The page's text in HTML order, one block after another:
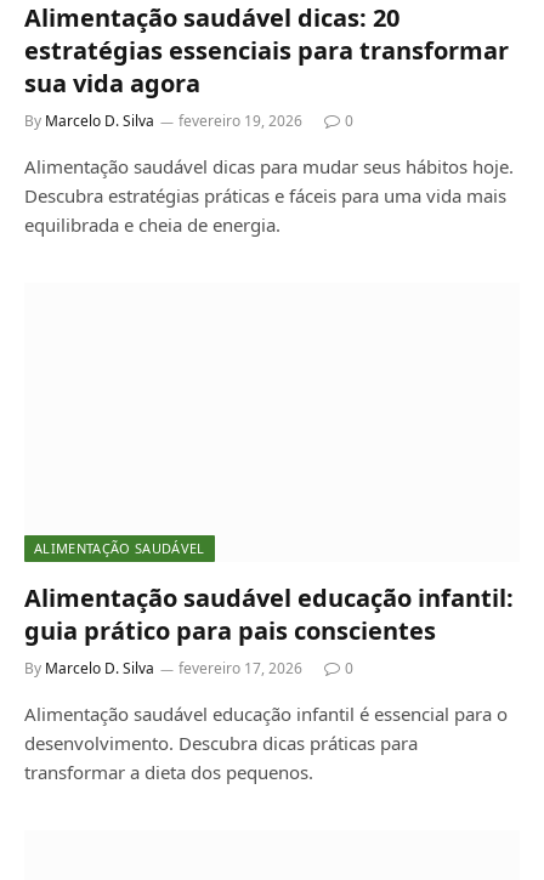
Alimentação saudável dicas: 20
estratégias essenciais para transformar
sua vida agora
By Marcelo D. Silva fevereiro 19, 2026 0
Alimentação saudável dicas para mudar seus hábitos hoje.
Descubra estratégias práticas e fáceis para uma vida mais
equilibrada e cheia de energia.
ALIMENTAÇÃO SAUDÁVEL
Alimentação saudável educação infantil:
guia prático para pais conscientes
By Marcelo D. Silva fevereiro 17, 2026 0
Alimentação saudável educação infantil é essencial para o
desenvolvimento. Descubra dicas práticas para
transformar a dieta dos pequenos.